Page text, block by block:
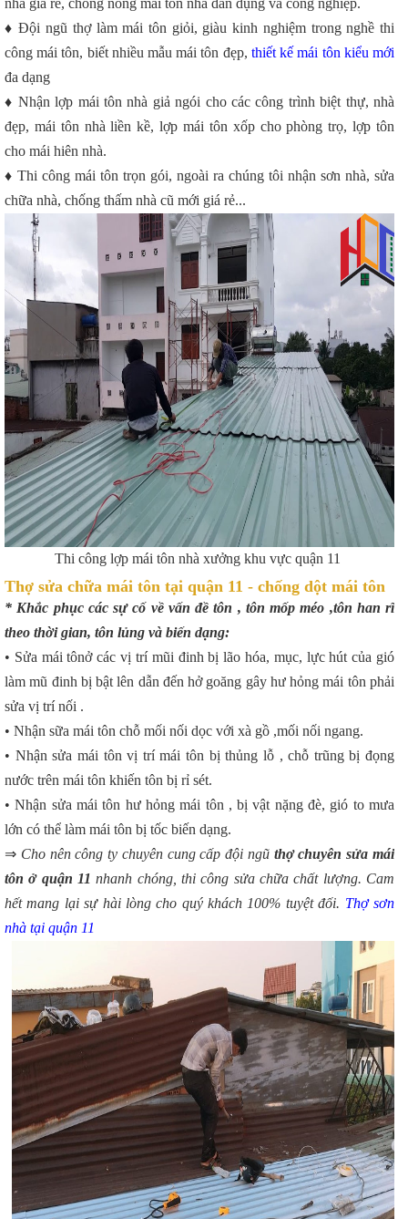
nhà giá rẻ, chống nóng mái tôn nhà dân dụng và công nghiệp.
♦ Đội ngũ thợ làm mái tôn giỏi, giàu kinh nghiệm trong nghề thi
công mái tôn, biết nhiều mẫu mái tôn đẹp, thiết kế mái tôn kiểu mới
đa dạng
♦ Nhận lợp mái tôn nhà giả ngói cho các công trình biệt thự, nhà
đẹp, mái tôn nhà liền kề, lợp mái tôn xốp cho phòng trọ, lợp tôn
cho mái hiên nhà.
♦ Thi công mái tôn trọn gói, ngoài ra chúng tôi nhận sơn nhà, sửa
chữa nhà, chống thấm nhà cũ mới giá rẻ...
Thi công lợp mái tôn nhà xưởng khu vực quận 11
Thợ sửa chữa mái tôn tại quận 11 - chống dột mái tôn
* Khắc phục các sự cố về vấn đề tôn , tôn mốp méo ,tôn han rĩ
theo thời gian, tôn lủng và biến dạng:
• Sửa mái tônở các vị trí mũi đinh bị lão hóa, mục, lực hút của gió
làm mũ đinh bị bật lên dẫn đến hở goăng gây hư hỏng mái tôn phải
sửa vị trí nối .
• Nhận sữa mái tôn chỗ mối nối dọc với xà gồ ,mối nối ngang.
• Nhận sửa mái tôn vị trí mái tôn bị thủng lỗ , chỗ trũng bị đọng
nước trên mái tôn khiến tôn bị rỉ sét.
• Nhận sửa mái tôn hư hỏng mái tôn , bị vật nặng đè, gió to mưa
lớn có thể làm mái tôn bị tốc biến dạng.
⇒ Cho nên công ty chuyên cung cấp đội ngũthợ chuyên sửa mái
tôn ở quận 11 nhanh chóng, thi công sửa chữa chất lượng. Cam
hết mang lại sự hài lòng cho quý khách 100% tuyệt đối. Thợ sơn
nhà tại quận 11